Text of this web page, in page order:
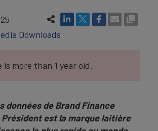
Downloads
more than 1 year old.
données de Brand Finance
Président est la marque laitière